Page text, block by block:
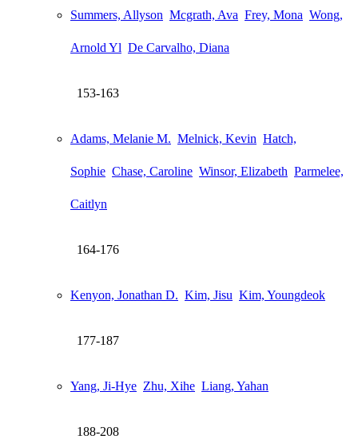
Summers, Allyson Mcgrath, Ava Frey, Mona Wong,
Arnold Yl De Carvalho, Diana
153-163
Adams, Melanie M. Melnick, Kevin Hatch,
Sophie Chase, Caroline Winsor, Elizabeth Parmelee,
Caitlyn
164-176
Kenyon, Jonathan D. Kim, Jisu Kim, Youngdeok
177-187
Yang, Ji-Hye Zhu, Xihe Liang, Yahan
188-208